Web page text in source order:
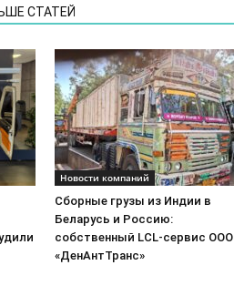
СТАТЕЙ
Новости компаний
Сборные грузы из Индии в
Беларусь и Россию:
собственный LCL-сервис ООО
«ДенАнтТранс»